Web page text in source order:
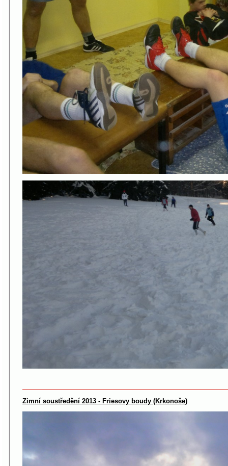
Zimní soustředění 2013 - Friesovy boudy (Krkonoše)